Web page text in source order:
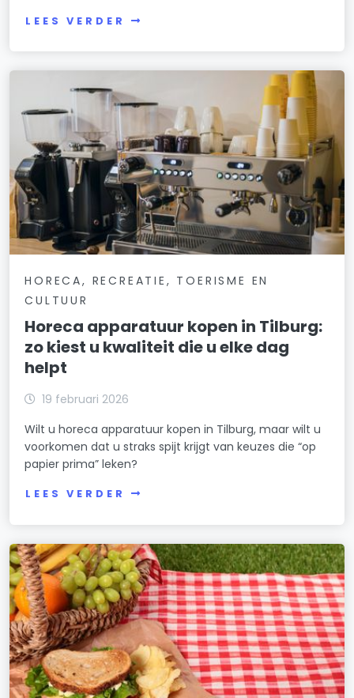
LEES VERDER
HORECA, RECREATIE, TOERISME EN
CULTUUR
Horeca apparatuur kopen in Tilburg:
zo kiest u kwaliteit die u elke dag
helpt
19 februari 2026
Wilt u horeca apparatuur kopen in Tilburg, maar wilt u
voorkomen dat u straks spijt krijgt van keuzes die “op
papier prima” leken?
LEES VERDER